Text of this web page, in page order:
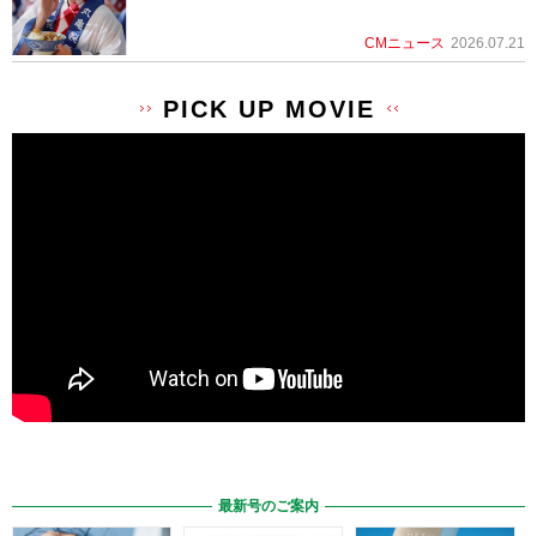
CMニュース 2026.07.21
PICK UP MOVIE
最新号のご案内